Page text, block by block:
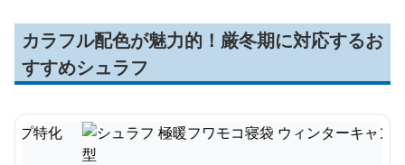
カラフル配色が魅力的！厳冬期に対応するお
すすめシュラフ